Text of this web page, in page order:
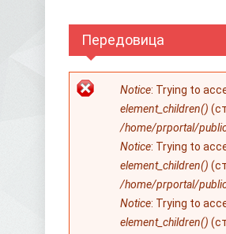
Передовица
Notice: Trying to
element_children()
/home/prportal/
Notice: Trying to
element_children()
/home/prportal/
Notice: Trying to
element_children()